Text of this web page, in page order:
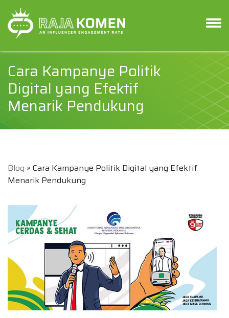
Cara Kampanye Politik
Digital yang Efektif
Menarik Pendukung
Blog » Cara Kampanye Politik Digital yang Efektif
Menarik Pendukung